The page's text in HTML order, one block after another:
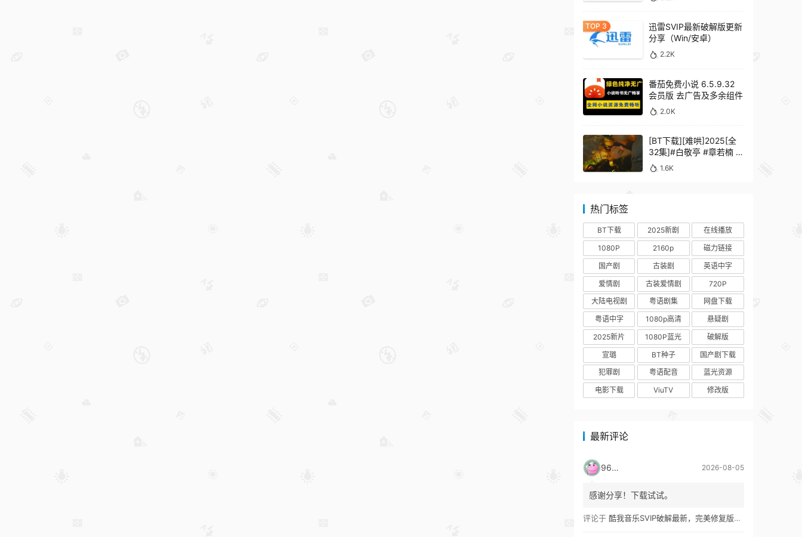
迅雷SVIP最新破解版更新
分享（Win/安卓）
2.2K
番茄免费小说 6.5.9.32
会员版 去广告及多余组件
2.0K
[BT下载][难哄]2025[全
32集]#白敬亭 #章若楠 #
何炅 #秦沛 #鲍起静
1.6K
热门标签
BT下载 2025新剧
在线播放
1080P
2160p
磁力链接
国产剧
古装剧
英语中字
爱情剧
古装爱情剧
720P
大陆电视剧
粤语剧集
网盘下载
粤语中字
1080p高清
悬疑剧
2025新片
1080P蓝光
破解版
宣璐
BT种子
国产剧下载
犯罪剧
粤语配音
蓝光资源
电影下载
ViuTV 修改版
最新评论
9627 2026-08-05
感谢分享！下载试试。
评论于 酷我音乐SVIP破解最新，完美修复版！支持安卓+车机+pc版！